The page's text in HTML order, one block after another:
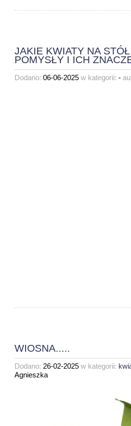
JAKIE KWIATY NA
POMYSŁY I ICH
Dodano: 06-06-2025 w kategorii: -
WIOSNA.....
Dodano: 26-02-2025 w kategorii:
Agnieszka